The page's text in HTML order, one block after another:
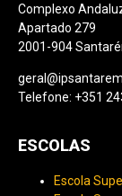
Complexo
Apartado 279
2001-904
Telefone: +351
ESCOLAS
Escola